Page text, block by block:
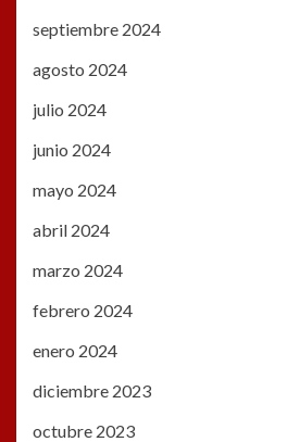
septiembre 2024
agosto 2024
julio 2024
junio 2024
mayo 2024
abril 2024
marzo 2024
febrero 2024
enero 2024
diciembre 2023
octubre 2023